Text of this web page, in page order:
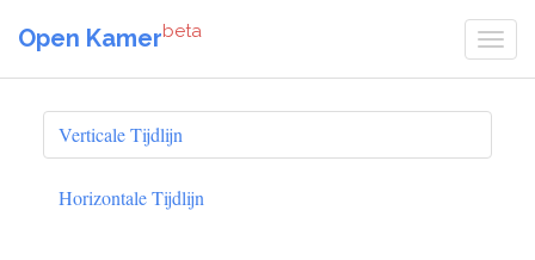
Open Kamerbeta
Verticale Tijdlijn
Horizontale Tijdlijn